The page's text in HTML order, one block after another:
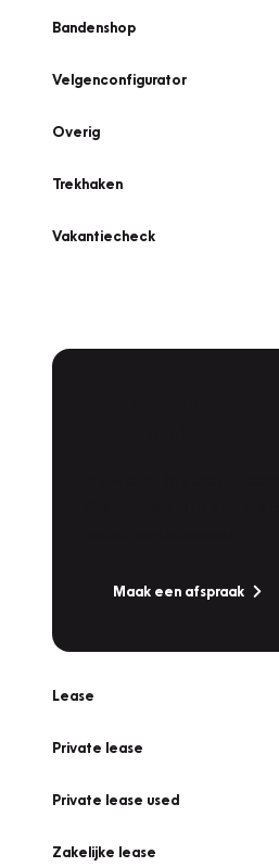
Bandenshop
Velgenconfigurator
Overig
Trekhaken
Vakantiecheck
Maak een afspraak
Lease
Private lease
Private lease used
Zakelijke lease